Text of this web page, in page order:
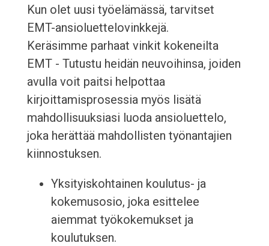
Kun olet uusi työelämässä, tarvitset
EMT-ansioluettelovinkkejä.
Keräsimme parhaat vinkit kokeneilta
EMT - Tutustu heidän neuvoihinsa, joiden
avulla voit paitsi helpottaa
kirjoittamisprosessia myös lisätä
mahdollisuuksiasi luoda ansioluettelo,
joka herättää mahdollisten työnantajien
kiinnostuksen.
Yksityiskohtainen koulutus- ja
kokemusosio, joka esittelee
aiemmat työkokemukset ja
koulutuksen.